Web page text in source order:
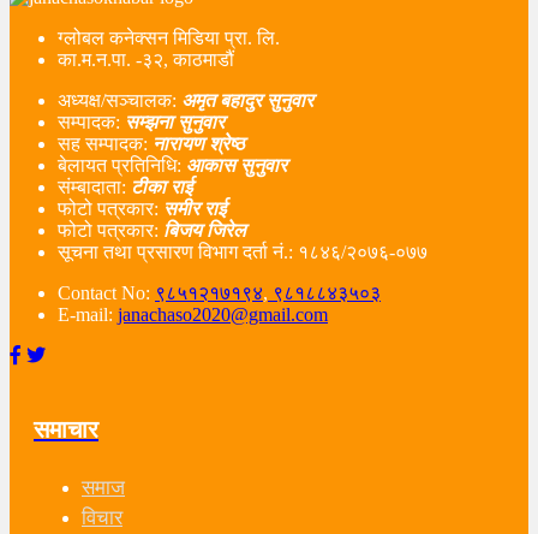
ग्लोबल कनेक्सन मिडिया प्रा. लि.
का.म.न.पा. -३२, काठमाडौं
अध्यक्ष/सञ्चालक: अमृत बहादुर सुनुवार
सम्पादक: सम्झना सुनुवार
सह सम्पादक: नारायण श्रेष्ठ
बेलायत प्रतिनिधि: आकास सुनुवार
संम्बादाता: टीका राई
फोटो पत्रकार: समीर राई
फोटो पत्रकार: बिजय जिरेल
सूचना तथा प्रसारण विभाग दर्ता नं‌.: १८४६/२०७६-०७७
Contact No: ९८५१२१७१९४, ९८१८८४३५०३
E-mail: janachaso2020@gmail.com
समाचार
समाज
विचार